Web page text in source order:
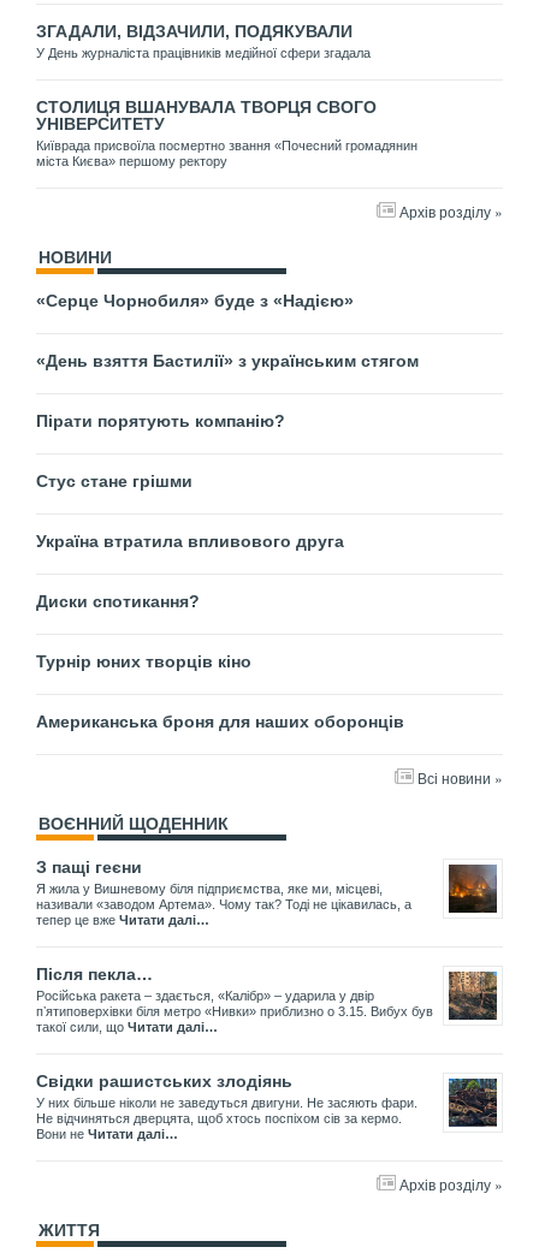
ЗГАДАЛИ, ВІДЗАЧИЛИ, ПОДЯКУВАЛИ
У День журналіста працівників медійної сфери згадала
СТОЛИЦЯ ВШАНУВАЛА ТВОРЦЯ СВОГО
УНІВЕРСИТЕТУ
Київрада присвоїла посмертно звання «Почесний громадянин
міста Києва» першому ректору
Архів розділу »
НОВИНИ
«Серце Чорнобиля» буде з «Надією»
«День взяття Бастилії» з українським стягом
Пірати порятують компанію?
Стус стане грішми
Україна втратила впливового друга
Диски спотикання?
Турнір юних творців кіно
Американська броня для наших оборонців
Всі новини »
ВОЄННИЙ ЩОДЕННИК
З пащі геєни
Я жила у Вишневому біля підприємства, яке ми, місцеві,
називали «заводом Артема». Чому так? Тоді не цікавилась, а
тепер це вже Читати далі…
Після пекла…
Російська ракета – здається, «Калібр» – ударила у двір
пʼятиповерхівки біля метро «Нивки» приблизно о 3.15. Вибух був
такої сили, що Читати далі…
Свідки рашистських злодіянь
У них більше ніколи не заведуться двигуни. Не засяють фари.
Не відчиняться дверцята, щоб хтось поспіхом сів за кермо.
Вони не Читати далі…
Архів розділу »
ЖИТТЯ